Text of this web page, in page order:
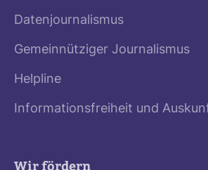
Datenjournalismus
Gemeinnütziger Journalismus
Helpline
Informationsfreiheit und